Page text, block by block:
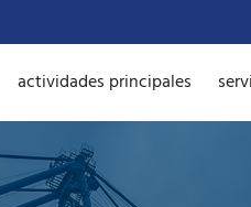
actividades principales